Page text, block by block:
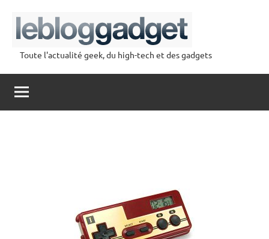
contenu
lebloggadget
Toute l'actualité geek, du high-tech et des gadgets